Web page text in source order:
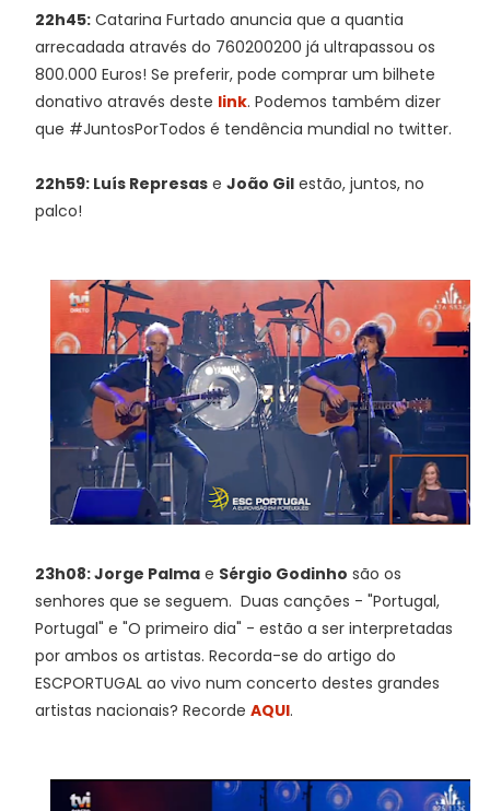
22h45: Catarina Furtado anuncia que a quantia
arrecadada através do 760200200 já ultrapassou os
800.000 Euros! Se preferir, pode comprar um bilhete
donativo através deste link. Podemos também dizer
que #JuntosPorTodos é tendência mundial no twitter.
22h59: Luís Represas e João Gil estão, juntos, no
palco!
23h08: Jorge Palma e Sérgio Godinho são os
senhores que se seguem. Duas canções - "Portugal,
Portugal" e "O primeiro dia" - estão a ser interpretadas
por ambos os artistas. Recorda-se do artigo do
ESCPORTUGAL ao vivo num concerto destes grandes
artistas nacionais? Recorde AQUI.